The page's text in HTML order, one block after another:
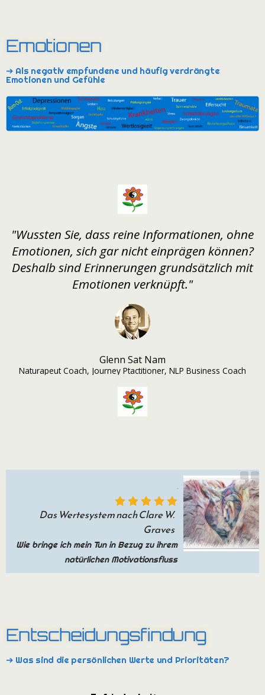
Emotionen
➔ Als negativ empfundene und häufig verdrängte
Emotionen und Gefühle
"Wussten Sie, dass reine Informationen, ohne
Emotionen, sich gar nicht einprägen können?
Deshalb sind Erinnerungen grundsätzlich mit
Emotionen verknüpft."
Glenn Sat Nam
Naturapeut Coach, Journey Ptactitioner, NLP Business Coach
Das Wertesystem nach Clare W.
Graves
Wie bringe ich mein Tun in Bezug zu ihrem
natürlichen Motivationsfluss
Entscheidungsfindung
➔ Was sind die persönlichen Werte und Prioritäten?